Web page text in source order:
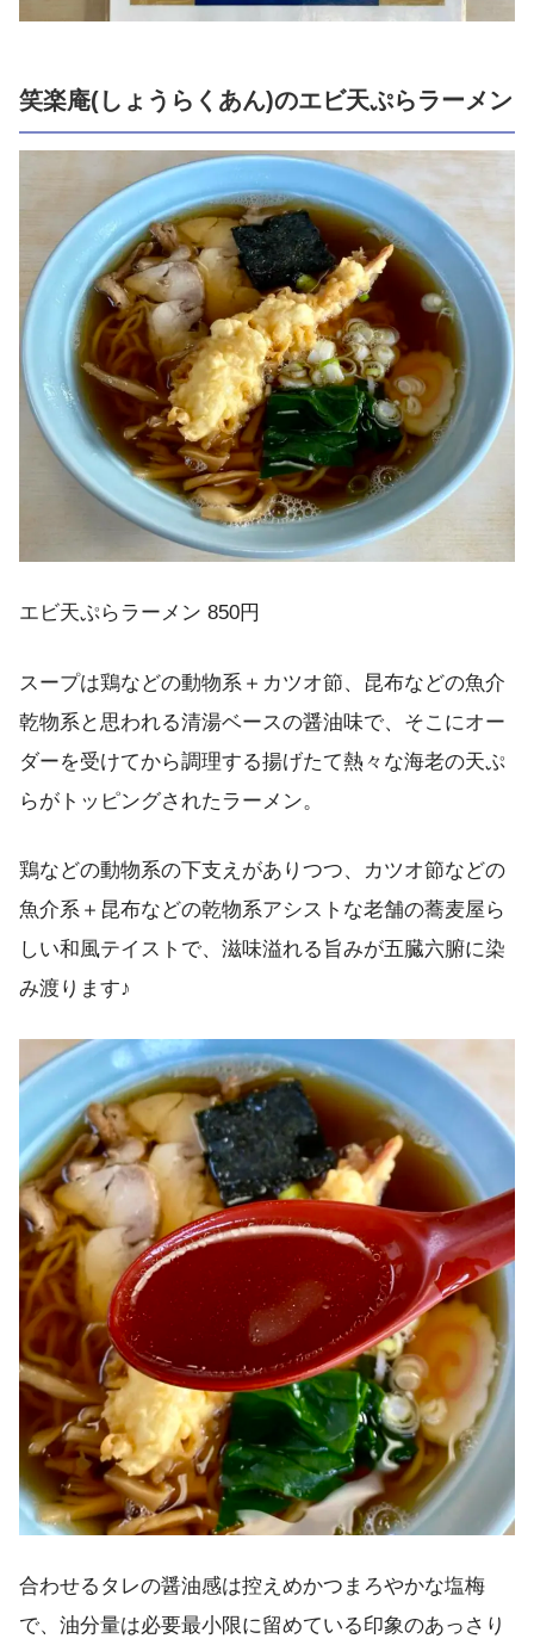
笑楽庵(しょうらくあん)のエビ天ぷらラーメン
エビ天ぷらラーメン 850円
スープは鶏などの動物系＋カツオ節、昆布などの魚介
乾物系と思われる清湯ベースの醤油味で、そこにオー
ダーを受けてから調理する揚げたて熱々な海老の天ぷ
らがトッピングされたラーメン。
鶏などの動物系の下支えがありつつ、カツオ節などの
魚介系＋昆布などの乾物系アシストな老舗の蕎麦屋ら
しい和風テイストで、滋味溢れる旨みが五臓六腑に染
み渡ります♪
合わせるタレの醤油感は控えめかつまろやかな塩梅
で、油分量は必要最小限に留めている印象のあっさり